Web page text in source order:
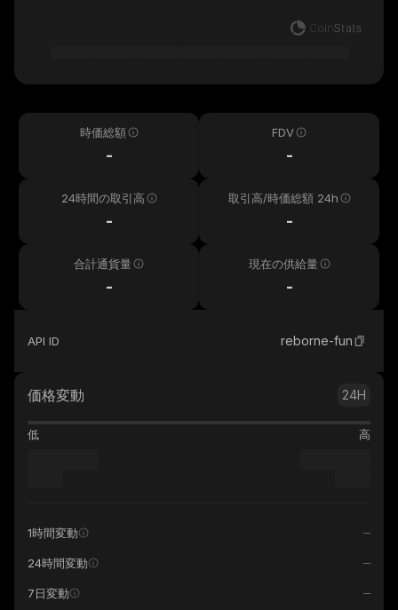
時価総額
-
FDV
-
24時間の取引高
-
取引高/時価総額 24h
-
合計通貨量
-
現在の供給量
-
API ID reborne-fun
価格変動 24H
低 高
1時間変動
24時間変動
7日変動